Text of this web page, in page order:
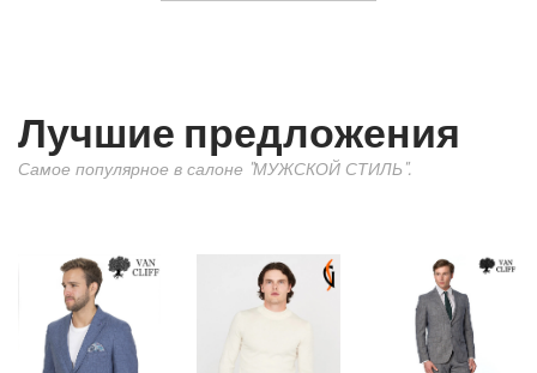
Лучшие предложения
Самое популярное в салоне "МУЖСКОЙ СТИЛЬ".